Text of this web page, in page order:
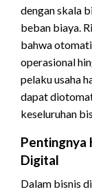
dengan skala
beban biaya.
bahwa
operasional
pelaku usaha
dapat
keseluruhan
Pentingnya
Digital
Dalam bisnis